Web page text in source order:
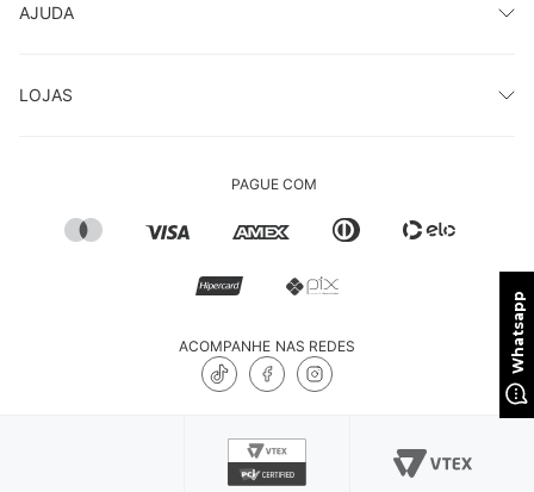
AJUDA
LOJAS
PAGUE COM
ACOMPANHE NAS REDES